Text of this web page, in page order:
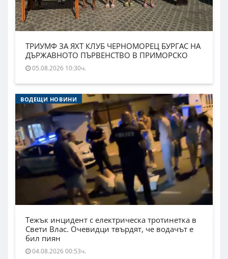
ТРИУМФ ЗА ЯХТ КЛУБ ЧЕРНОМОРЕЦ БУРГАС НА
ДЪРЖАВНОТО ПЪРВЕНСТВО В ПРИМОРСКО
05.08.2026 10:30ч.
ВОДЕЩИ НОВИНИ
Тежък инцидент с електрическа тротинетка в
Свети Влас. Очевидци твърдят, че водачът е
бил пиян
04.08.2026 00:53ч.